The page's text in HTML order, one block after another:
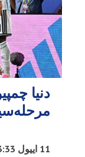
11 اییول 13:33